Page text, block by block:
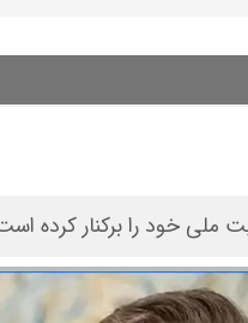
ملی خود را برکنار کرده